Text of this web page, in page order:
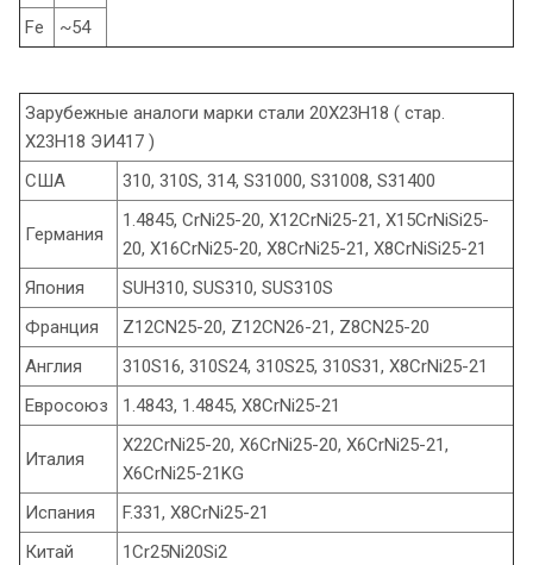
Fe
~54
Зарубежные аналоги марки стали 20Х23Н18 ( стар.
Х23Н18 ЭИ417 )
США
310, 310S, 314, S31000, S31008, S31400
Германия
1.4845, CrNi25-20, X12CrNi25-21, X15CrNiSi25-
20, X16CrNi25-20, X8CrNi25-21, X8CrNiSi25-21
Япония
SUH310, SUS310, SUS310S
Франция
Z12CN25-20, Z12CN26-21, Z8CN25-20
Англия
310S16, 310S24, 310S25, 310S31, X8CrNi25-21
Евросоюз
1.4843, 1.4845, X8CrNi25-21
Италия
X22CrNi25-20, X6CrNi25-20, X6CrNi25-21,
X6CrNi25-21KG
Испания
F.331, X8CrNi25-21
Китай
1Cr25Ni20Si2